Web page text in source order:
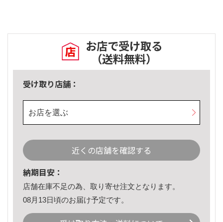
お店で受け取る
（送料無料）
受け取り店舗：
お店を選ぶ
近くの店舗を確認する
納期目安：
店舗在庫不足の為、取り寄せ注文となります。
08月13日頃のお届け予定です。